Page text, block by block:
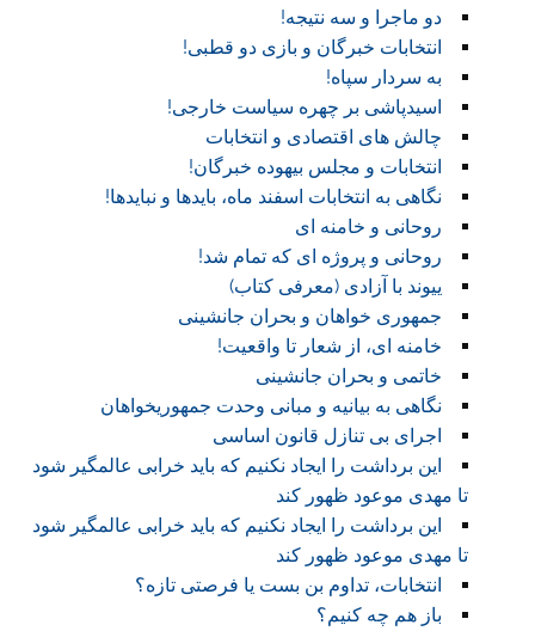
دو ماجرا و سه نتیجه!
انتخابات خبرگان و بازی دو قطبی!
به سردار سپاه!
اسیدپاشی بر چهره سیاست خارجی!
چالش های اقتصادی و انتخابات
انتخابات و مجلس بیهوده خبرگان!
نگاهی به انتخابات اسفند ماه، بایدها و نبایدها!
روحانی و خامنه ای
روحانی و پروژه ای که تمام شد!
ییوند با آزادی (معرفی کتاب)
جمهوری خواهان و بحران جانشینی
خامنه ای، از شعار تا واقعیت!
خاتمی و بحران جانشینی
نگاهی به بیانیه و مبانی وحدت جمهوریخواهان
اجرای بی تنازل قانون اساسی
این برداشت را ایجاد نکنیم که باید خرابی عالمگیر شود
تا مهدی موعود ظهور کند
این برداشت را ایجاد نکنیم که باید خرابی عالمگیر شود
تا مهدی موعود ظهور کند
انتخابات، تداوم بن بست یا فرصتی تازه؟
باز هم چه کنیم؟